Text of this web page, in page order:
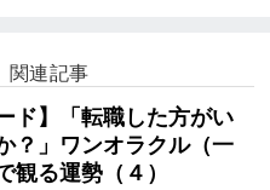
関連記事
ド】「転職した方がい
？」ワンオラクル（一
観る運勢（４）